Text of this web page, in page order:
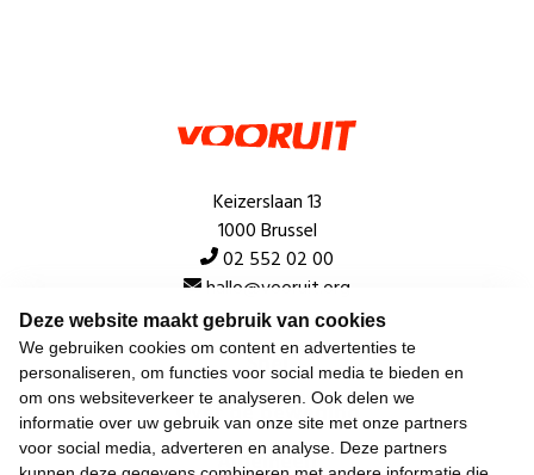
Deze website maakt gebruik van cookies
We gebruiken cookies om content en advertenties te
personaliseren, om functies voor social media te bieden en
om ons websiteverkeer te analyseren. Ook delen we
informatie over uw gebruik van onze site met onze partners
voor social media, adverteren en analyse. Deze partners
Keizerslaan 13
1000 Brussel
02 552 02 00
hallo@vooruit.org
Snel
Over de beweging
Algemeen